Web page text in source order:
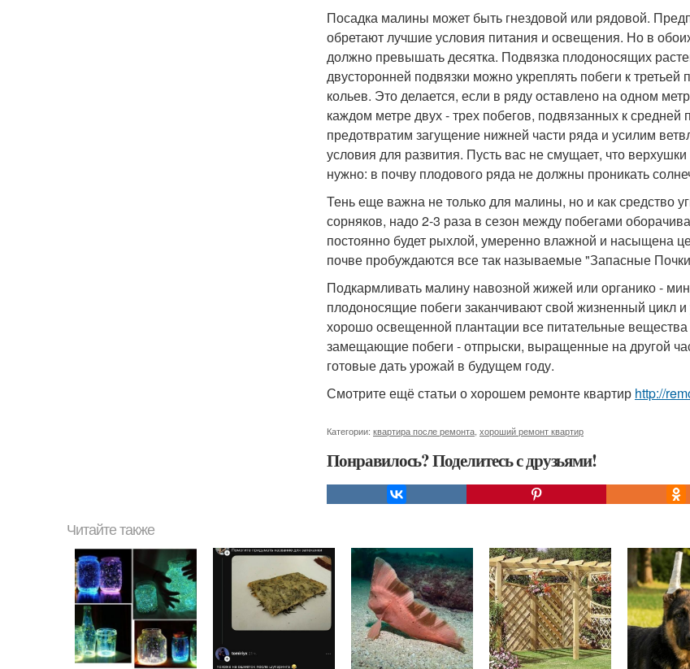
Посадка малины может быть гнездовой или рядовой.
обретают лучшие условия питания и освещения. Но в
должно превышать десятка. Подвязка плодоносящих
двусторонней подвязки можно укреплять побеги к
кольев. Это делается, если в ряду оставлено на одном
каждом метре двух - трех побегов, подвязанных к
предотвратим загущение нижней части ряда и усилим
условия для развития. Пусть вас не смущает, что
нужно: в почву плодового ряда не должны проникать
Тень еще важна не только для малины, но и как средство
сорняков, надо 2-3 раза в сезон между побегами
постоянно будет рыхлой, умеренно влажной и насыщена
почве пробуждаются все так называемые "Запасные
Подкармливать малину навозной жижей или органико -
плодоносящие побеги заканчивают свой жизненный цикл
хорошо освещенной плантации все питательные
замещающие побеги - отпрыски, выращенные на другой
готовые дать урожай в будущем году.
Смотрите ещё статьи о хорошем ремонте квартир http://
Категории: квартира после ремонта хороший ремонт квартир
Понравилось? Поделитесь с друзьями!
Читайте также